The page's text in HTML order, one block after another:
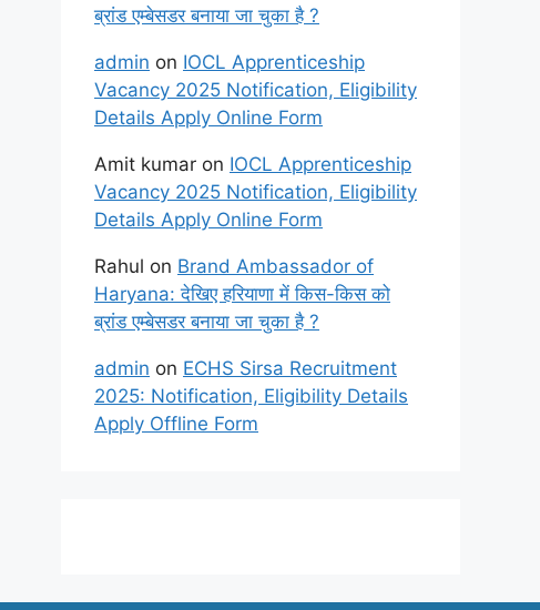
ब्रांड एम्बेसडर बनाया जा चुका है ?
admin on IOCL Apprenticeship
Vacancy 2025 Notification, Eligibility
Details Apply Online Form
Amit kumar on IOCL Apprenticeship
Vacancy 2025 Notification, Eligibility
Details Apply Online Form
Rahul on Brand Ambassador of
Haryana: देखिए हरियाणा में किस-किस को
ब्रांड एम्बेसडर बनाया जा चुका है ?
admin on ECHS Sirsa Recruitment
2025: Notification, Eligibility Details
Apply Offline Form